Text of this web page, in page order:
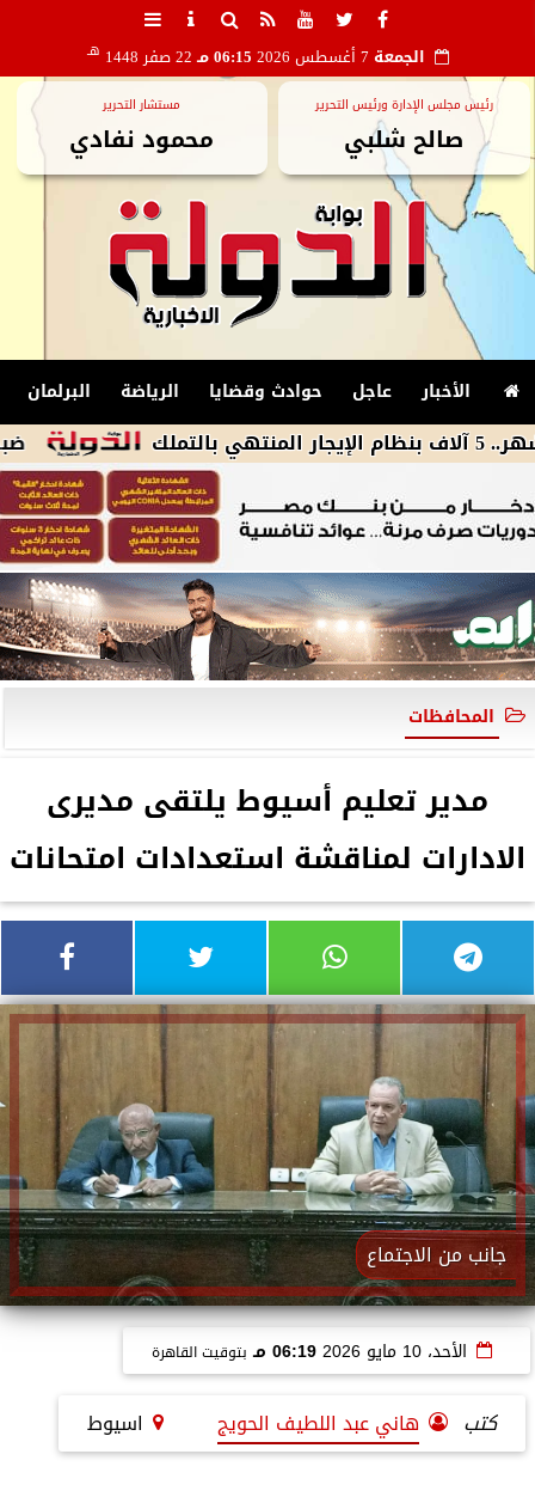
الجمعة 06:15 مـ 22 صفر 1448 هـ
رئيس مجلس الإدارة ورئيس التحرير
صالح شلبي
مستشار التحرير
محمود نفادي
الأخبار عاجل حوادث وقضايا الرياضة البرلمان
ضبط متهم
المحافظات
مدير تعليم أسيوط يلتقى مديرى
الادارات لمناقشة استعدادات امتحانات
جانب من الاجتماع
الأحد، 10 مايو 2026 06:19 مـ بتوقيت القاهرة
كتب هاني عبد اللطيف الحويج اسيوط